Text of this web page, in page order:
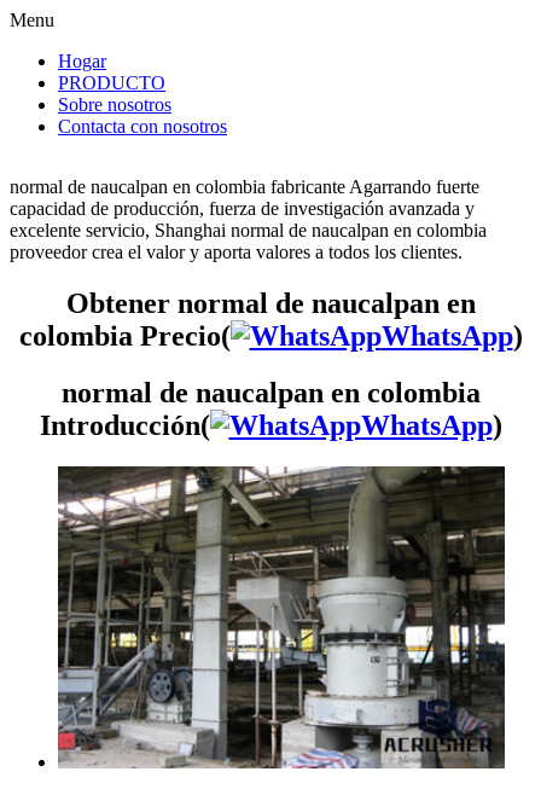
Menu
Hogar
PRODUCTO
Sobre nosotros
Contacta con nosotros
normal de naucalpan en colombia fabricante Agarrando fuerte
capacidad de producción, fuerza de investigación avanzada y
excelente servicio, Shanghai normal de naucalpan en colombia
proveedor crea el valor y aporta valores a todos los clientes.
Obtener normal de naucalpan en
colombia Precio(
WhatsApp)
normal de naucalpan en colombia
Introducción(
WhatsApp)